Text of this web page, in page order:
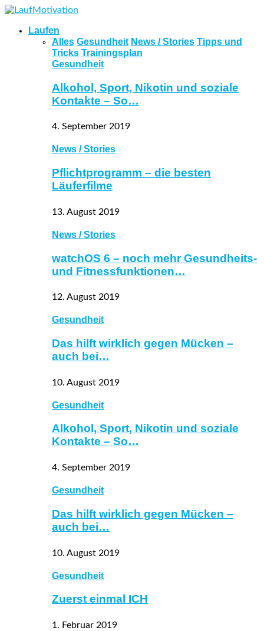
Laufen
Alles Gesundheit News / Stories Tipps und
Tricks Trainingsplan
Gesundheit
Alkohol, Sport, Nikotin und soziale
Kontakte – So…
4. September 2019
News / Stories
Pflichtprogramm – die besten
Läuferfilme
13. August 2019
News / Stories
watchOS 6 – noch mehr Gesundheits-
und Fitnessfunktionen…
12. August 2019
Gesundheit
Das hilft wirklich gegen Mücken –
auch bei…
10. August 2019
Gesundheit
Alkohol, Sport, Nikotin und soziale
Kontakte – So…
4. September 2019
Gesundheit
Das hilft wirklich gegen Mücken –
auch bei…
10. August 2019
Gesundheit
Zuerst einmal ICH
1. Februar 2019